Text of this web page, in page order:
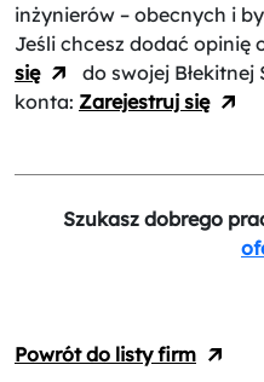
inżynierów – obecnych i
Jeśli chcesz dodać opinię
się
do swojej Błekitnej
konta: Zarejestruj się
Szukasz dobrego
Powrót do listy firm